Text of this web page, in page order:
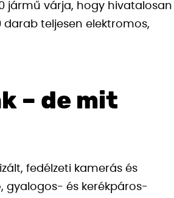
jármű várja, hogy hivatalosan
darab teljesen elektromos,
– de mit
fedélzeti kamerás és
gyalogos- és kerékpáros-